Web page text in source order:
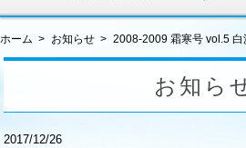
ホーム お知らせ 2008-2009 霜寒号 vol.5 白
お知ら
2017/12/26